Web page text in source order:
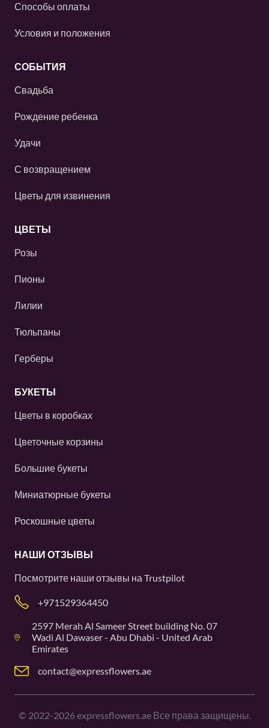
Способы оплаты
Условия и положения
СОБЫТИЯ
Свадьба
Рождение ребенка
Удачи
С возвращением
Цветы для извинения
ЦВЕТЫ
Розы
Пионы
Лилии
Тюльпаны
Герберы
БУКЕТЫ
Цветы в коробках
Цветочные корзины
Большие букеты
Миниатюрные букеты
Роскошные цветы
НАШИ ОТЗЫВЫ
Посмотрите наши отзывы на Trustpilot
+971529364450
2597 Merah Al Sameer Street building No. 07
Wadi Al Dawaser - Abu Dhabi - United Arab
Emirates
contact@expressflowers.ae
© 2022-2026expressflowers.ae Все права защищены.